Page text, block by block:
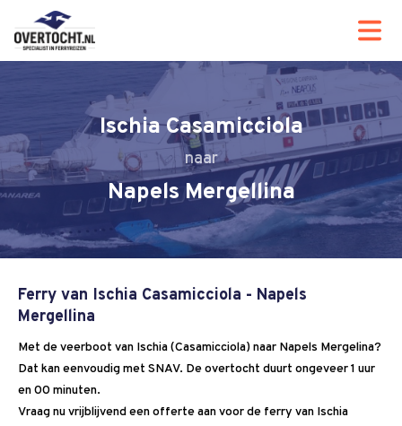
Ischia Casamicciola
Napels Mergellina
Ferry van Ischia Casamicciola - Napels
Mergellina
Met de veerboot van Ischia (Casamicciola) naar Napels Mergelina?
Dat kan eenvoudig met SNAV. De overtocht duurt ongeveer 1 uur
en 00 minuten.
Vraag nu vrijblijvend een offerte aan voor de ferry van Ischia